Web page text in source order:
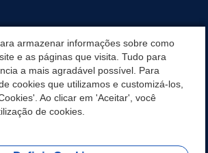
IMOBILIÁRIOS SEINFRA
armazenar informações sobre como
e as páginas que visita. Tudo para
a mais agradável possível. Para
cookies que utilizamos e customizá-los,
Ao clicar em 'Aceitar', você
de cookies.